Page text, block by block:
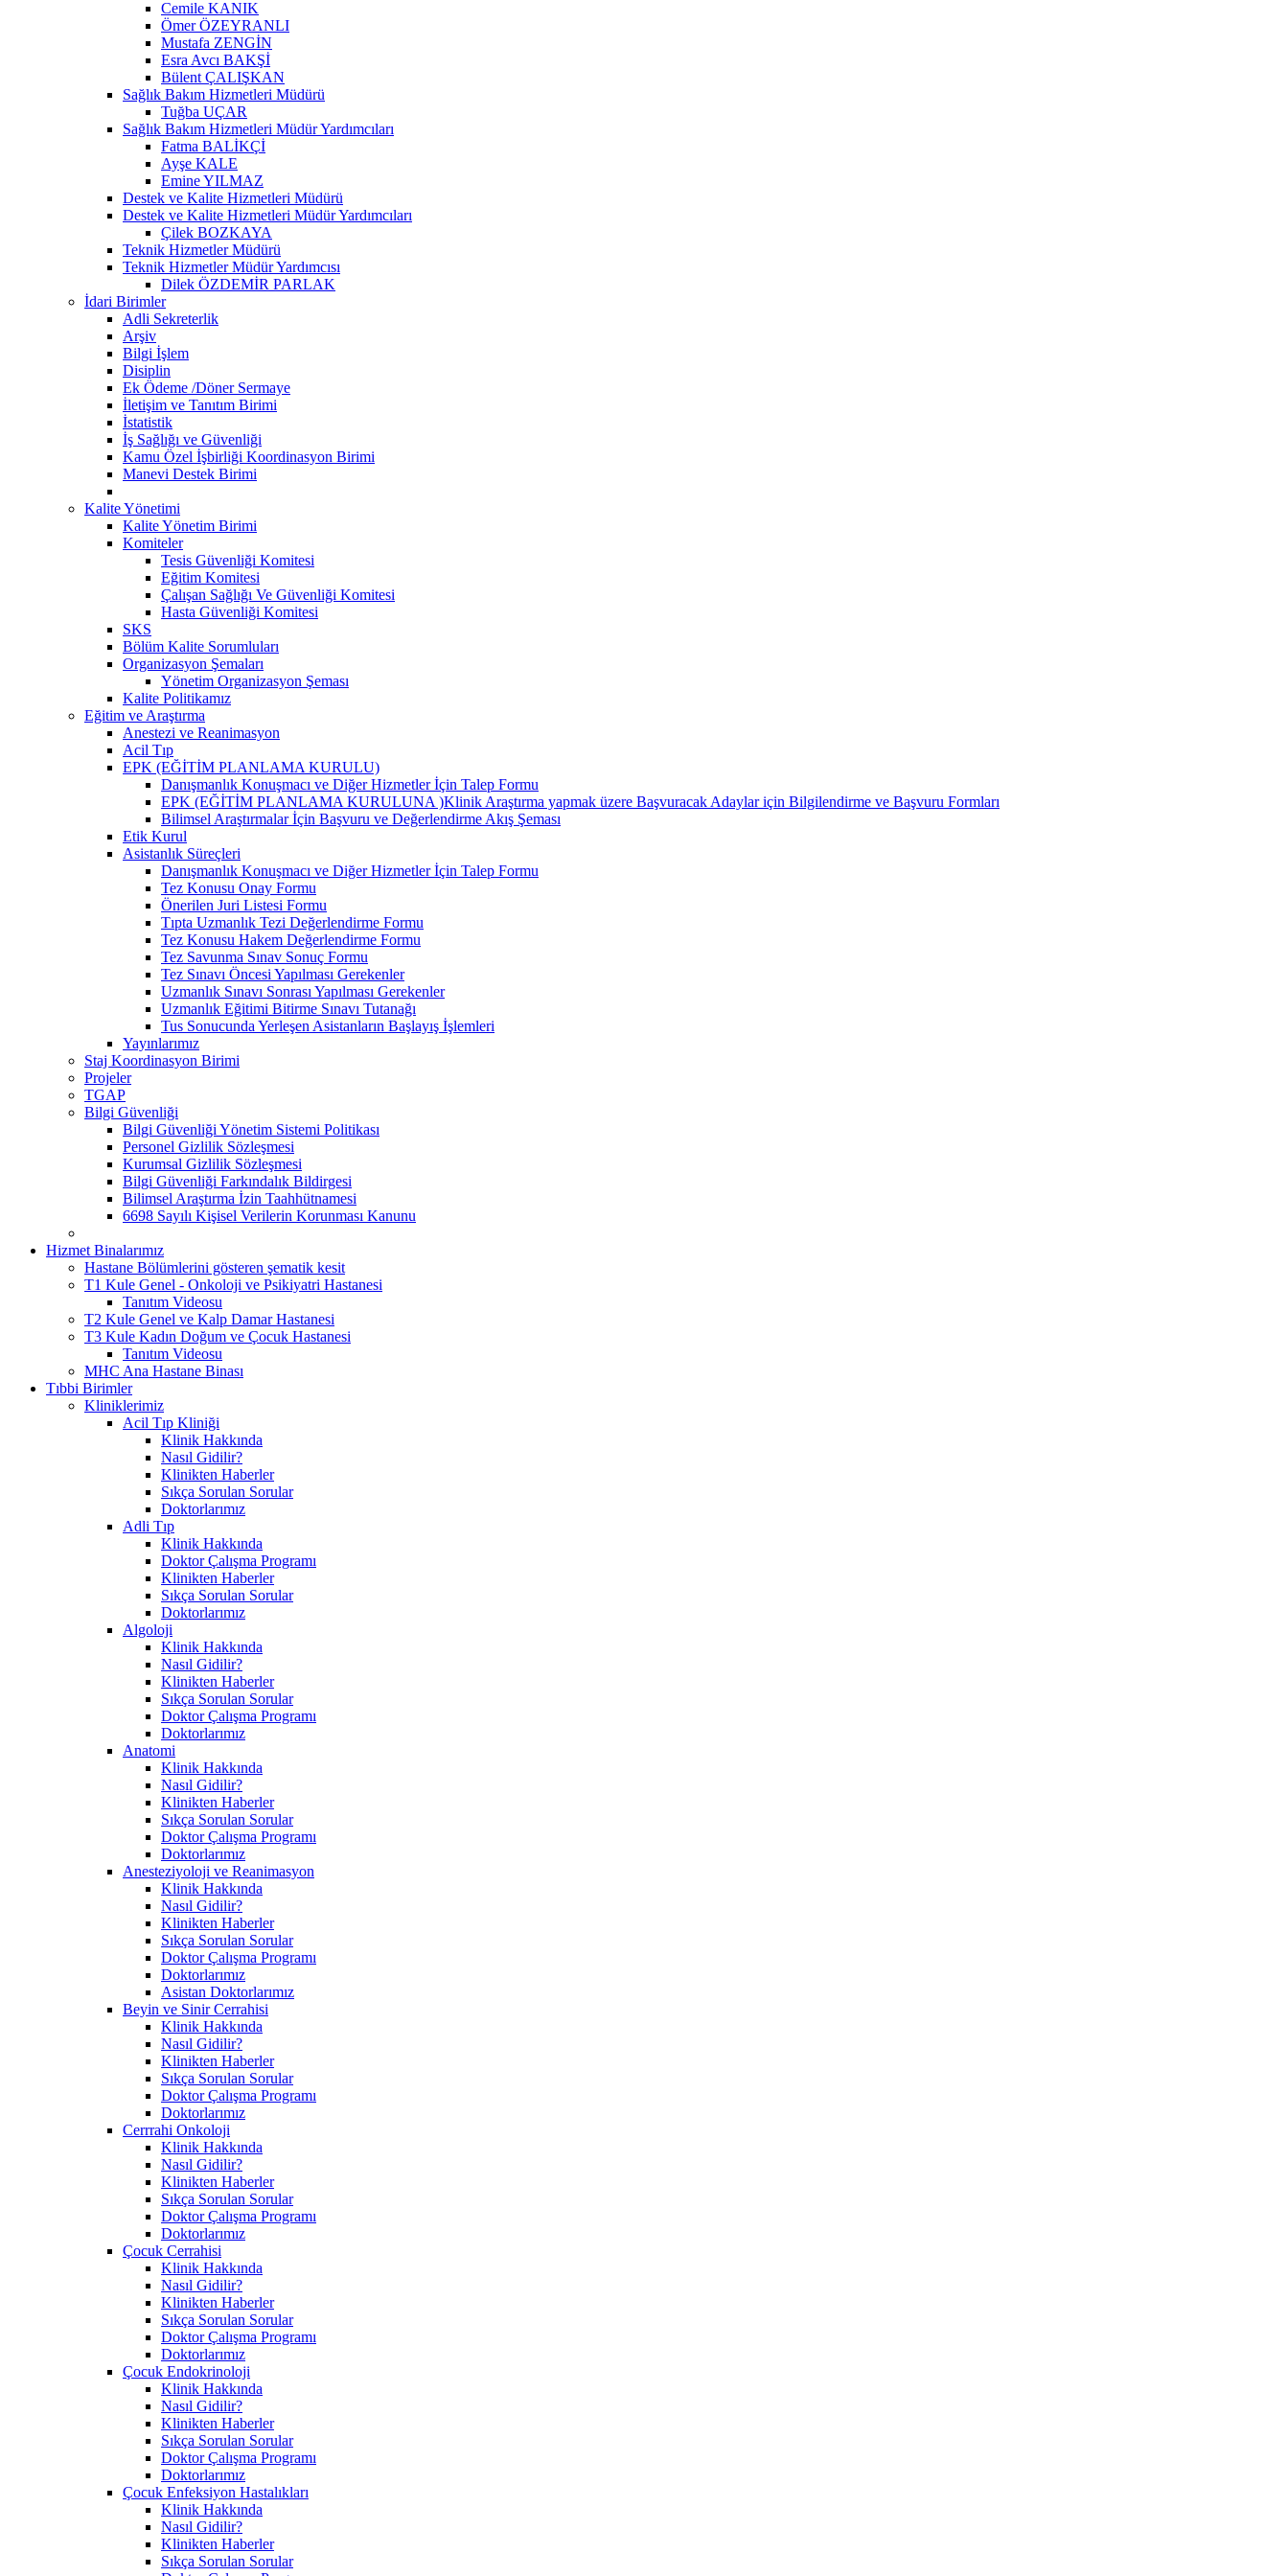
Cemile KANIK
Ömer ÖZEYRANLI
Mustafa ZENGİN
Esra Avcı BAKŞİ
Bülent ÇALIŞKAN
Sağlık Bakım Hizmetleri Müdürü
Tuğba UÇAR
Sağlık Bakım Hizmetleri Müdür Yardımcıları
Fatma BALİKÇİ
Ayşe KALE
Emine YILMAZ
Destek ve Kalite Hizmetleri Müdürü
Destek ve Kalite Hizmetleri Müdür Yardımcıları
Çilek BOZKAYA
Teknik Hizmetler Müdürü
Teknik Hizmetler Müdür Yardımcısı
Dilek ÖZDEMİR PARLAK
İdari Birimler
Adli Sekreterlik
Arşiv
Bilgi İşlem
Disiplin
Ek Ödeme /Döner Sermaye
İletişim ve Tanıtım Birimi
İstatistik
İş Sağlığı ve Güvenliği
Kamu Özel İşbirliği Koordinasyon Birimi
Manevi Destek Birimi
Kalite Yönetimi
Kalite Yönetim Birimi
Komiteler
Tesis Güvenliği Komitesi
Eğitim Komitesi
Çalışan Sağlığı Ve Güvenliği Komitesi
Hasta Güvenliği Komitesi
SKS
Bölüm Kalite Sorumluları
Organizasyon Şemaları
Yönetim Organizasyon Şeması
Kalite Politikamız
Eğitim ve Araştırma
Anestezi ve Reanimasyon
Acil Tıp
EPK (EĞİTİM PLANLAMA KURULU)
Danışmanlık Konuşmacı ve Diğer Hizmetler İçin Talep Formu
EPK (EĞİTİM PLANLAMA KURULUNA )Klinik Araştırma yapmak üzere Başvuracak Adaylar için Bilgilendirme ve Başvuru Formları
Bilimsel Araştırmalar İçin Başvuru ve Değerlendirme Akış Şeması
Etik Kurul
Asistanlık Süreçleri
Danışmanlık Konuşmacı ve Diğer Hizmetler İçin Talep Formu
Tez Konusu Onay Formu
Önerilen Juri Listesi Formu
Tıpta Uzmanlık Tezi Değerlendirme Formu
Tez Konusu Hakem Değerlendirme Formu
Tez Savunma Sınav Sonuç Formu
Tez Sınavı Öncesi Yapılması Gerekenler
Uzmanlık Sınavı Sonrası Yapılması Gerekenler
Uzmanlık Eğitimi Bitirme Sınavı Tutanağı
Tus Sonucunda Yerleşen Asistanların Başlayış İşlemleri
Yayınlarımız
Staj Koordinasyon Birimi
Projeler
TGAP
Bilgi Güvenliği
Bilgi Güvenliği Yönetim Sistemi Politikası
Personel Gizlilik Sözleşmesi
Kurumsal Gizlilik Sözleşmesi
Bilgi Güvenliği Farkındalık Bildirgesi
Bilimsel Araştırma İzin Taahhütnamesi
6698 Sayılı Kişisel Verilerin Korunması Kanunu
Hizmet Binalarımız
Hastane Bölümlerini gösteren şematik kesit
T1 Kule Genel - Onkoloji ve Psikiyatri Hastanesi
Tanıtım Videosu
T2 Kule Genel ve Kalp Damar Hastanesi
T3 Kule Kadın Doğum ve Çocuk Hastanesi
Tanıtım Videosu
MHC Ana Hastane Binası
Tıbbi Birimler
Kliniklerimiz
Acil Tıp Kliniği
Klinik Hakkında
Nasıl Gidilir?
Klinikten Haberler
Sıkça Sorulan Sorular
Doktorlarımız
Adli Tıp
Klinik Hakkında
Doktor Çalışma Programı
Klinikten Haberler
Sıkça Sorulan Sorular
Doktorlarımız
Algoloji
Klinik Hakkında
Nasıl Gidilir?
Klinikten Haberler
Sıkça Sorulan Sorular
Doktor Çalışma Programı
Doktorlarımız
Anatomi
Klinik Hakkında
Nasıl Gidilir?
Klinikten Haberler
Sıkça Sorulan Sorular
Doktor Çalışma Programı
Doktorlarımız
Anesteziyoloji ve Reanimasyon
Klinik Hakkında
Nasıl Gidilir?
Klinikten Haberler
Sıkça Sorulan Sorular
Doktor Çalışma Programı
Doktorlarımız
Asistan Doktorlarımız
Beyin ve Sinir Cerrahisi
Klinik Hakkında
Nasıl Gidilir?
Klinikten Haberler
Sıkça Sorulan Sorular
Doktor Çalışma Programı
Doktorlarımız
Cerrrahi Onkoloji
Klinik Hakkında
Nasıl Gidilir?
Klinikten Haberler
Sıkça Sorulan Sorular
Doktor Çalışma Programı
Doktorlarımız
Çocuk Cerrahisi
Klinik Hakkında
Nasıl Gidilir?
Klinikten Haberler
Sıkça Sorulan Sorular
Doktor Çalışma Programı
Doktorlarımız
Çocuk Endokrinoloji
Klinik Hakkında
Nasıl Gidilir?
Klinikten Haberler
Sıkça Sorulan Sorular
Doktor Çalışma Programı
Doktorlarımız
Çocuk Enfeksiyon Hastalıkları
Klinik Hakkında
Nasıl Gidilir?
Klinikten Haberler
Sıkça Sorulan Sorular